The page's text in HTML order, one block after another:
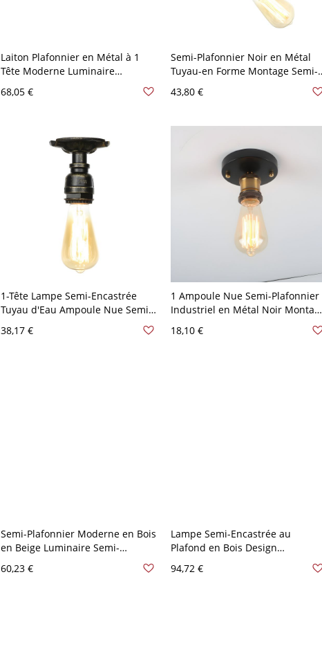
Laiton Plafonnier en Métal à 1
Tête Moderne Luminaire
Encastré Sphérique en Acrylique
- 110 V-120 V 15,24 cm
68,05 €
Semi-Plafonnier Noir en Métal
Tuyau-en Forme Montage Semi-
Noir 110 V-120 V
43,80 €
1-Tête Lampe Semi-Encastrée
Tuyau d'Eau Ampoule Nue Semi-
Plafonnier Industriel Métallique -
Bronze 110 V-120 V
38,17 €
1 Ampoule Nue Semi-Plafonnier
Industriel en Métal Noir Montage
Noir 110 V-120 V Plafonnier
18,10 €
Semi-Plafonnier Moderne en Bois
en Beige Luminaire Semi-
d'Ampoule Nue - Bois 110 V-120 V
60,23 €
Lampe Semi-Encastrée au
Plafond en Bois Design
d'Ampoule Nue Semi-Plafonnier
en Beige Style Moderne - Bois
94,72 €